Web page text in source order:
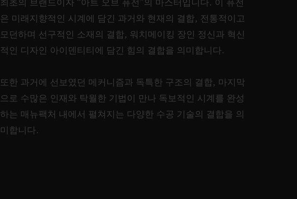
최초의 브랜드이자 “아트 오브 퓨전”의 마스터입니다. 이 퓨전
은 미래지향적인 시계에 담긴 과거와 현재의 결합, 전통적이고
모던하며 선구적인 소재의 결합, 워치메이킹 장인 정신과 혁신
적인 디자인 아이덴티티에 담긴 힘의 결합을 의미합니다.
또한 과거에 선보였던 메커니즘과 독특한 구조의 결합, 마지막
으로 수많은 인재와 탁월한 기법이 만나 독보적인 시계를 완성
하는 매뉴팩처 내에서 펼쳐지는 다양한 수공 기술의 결합을 의
미합니다.